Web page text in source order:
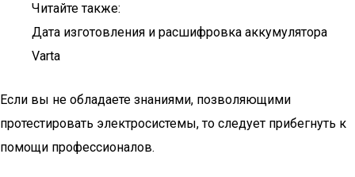
Читайте также:
Дата изготовления и расшифровка аккумулятора
Varta
Если вы не обладаете знаниями, позволяющими
протестировать электросистемы, то следует прибегнуть к
помощи профессионалов.